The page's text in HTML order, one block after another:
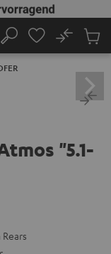
Suche
No
"5.1-